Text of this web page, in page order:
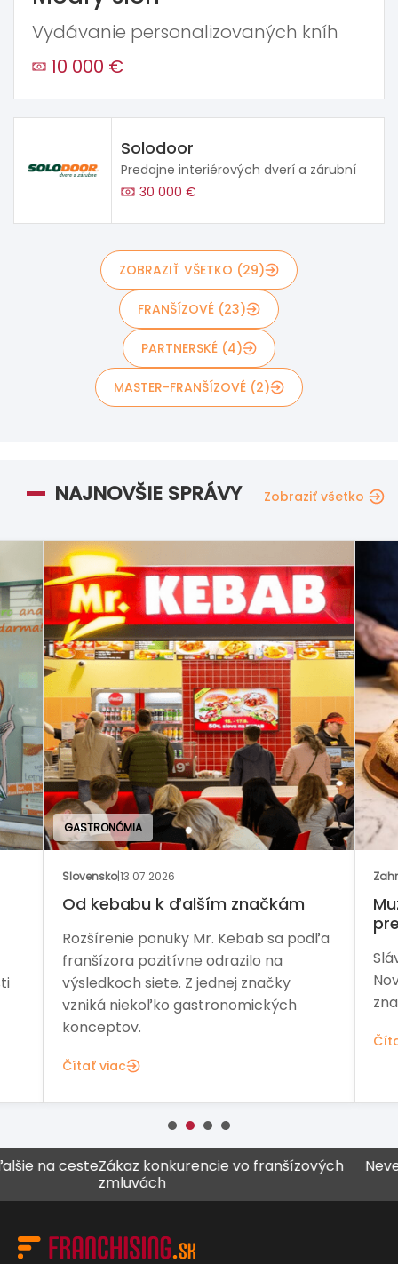
Vydávanie personalizovaných kníh
10 000 €
Solodoor
Predajne interiérových dverí a zárubní
30 000 €
ZOBRAZIŤ VŠETKO (29)
FRANŠÍZOVÉ (23)
PARTNERSKÉ (4)
MASTER-FRANŠÍZOVÉ (2)
NAJNOVŠIE SPRÁVY Zobraziť všetko
ďalším značkám
Mr. Kebab sa podľa
odrazilo na
Z jednej značky
gastronomických
Muž, ktorý pomohol
Slávnu franšízu čaká
Nový vlastník chce
značky aj jej silnejšiu
na cesteZákaz konkurencie vo franšízových
zmluvách
Never